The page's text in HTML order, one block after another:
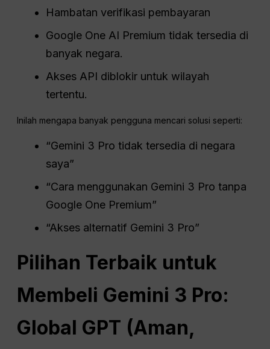
Hambatan verifikasi pembayaran
Google One AI Premium tidak tersedia di
banyak negara.
Akses API diblokir untuk wilayah
tertentu.
Inilah mengapa banyak pengguna mencari solusi seperti:
“Gemini 3 Pro tidak tersedia di negara
saya”
“Cara menggunakan Gemini 3 Pro tanpa
Google One Premium”
“Akses alternatif Gemini 3 Pro”
Pilihan Terbaik untuk
Membeli Gemini 3 Pro:
Global GPT (Aman,